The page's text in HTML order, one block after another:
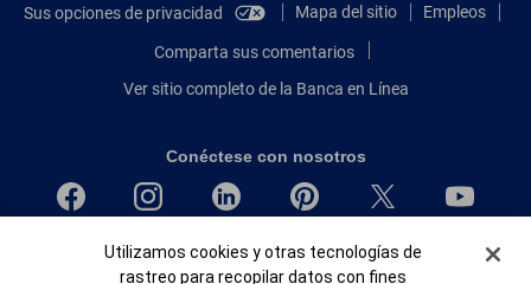
Sus opciones de privacidad
Mapa del sitio Empleos
Comparta sus comentarios
Ver sitio completo de la Banca en Línea
Conéctese con nosotros
Bank of America, N.A. Miembro de FDIC.
Igualdad de oportunidades en préstamos para viviendas
Banner de Cookies
Utilizamos cookies y otras tecnologías de
rastreo para recopilar datos con fines